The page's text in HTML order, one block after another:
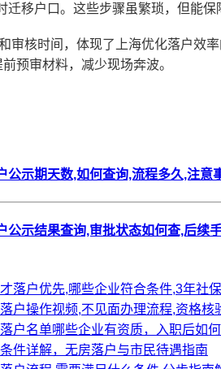
迁移户口。这些步骤虽繁琐，但能
审核时间，体现了上海优化落户效
预审材料，减少现场奔波。
公示期天数,如何查询,流程多久,注意
公示结果查询,审批状态如何查,后续
落户优先,哪些企业符合条件,3年社
户操作视频,不见面办理流程,资格核
户名单哪些企业有资质，入职后如
件详解，无房落户与市民待遇指南